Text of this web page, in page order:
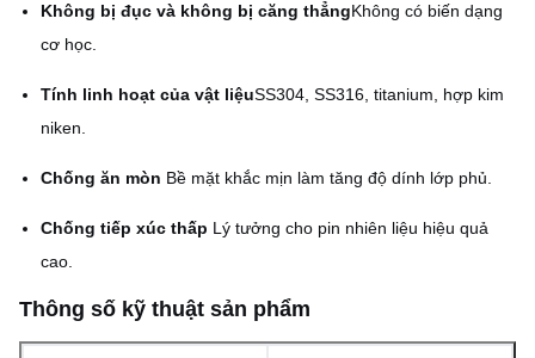
Không bị đục và không bị căng thẳngKhông có biến dạng
cơ học.
Tính linh hoạt của vật liệuSS304, SS316, titanium, hợp kim
niken.
Chống ăn mòn ️ Bề mặt khắc mịn làm tăng độ dính lớp phủ.
Chống tiếp xúc thấp ️ Lý tưởng cho pin nhiên liệu hiệu quả
cao.
Thông số kỹ thuật sản phẩm